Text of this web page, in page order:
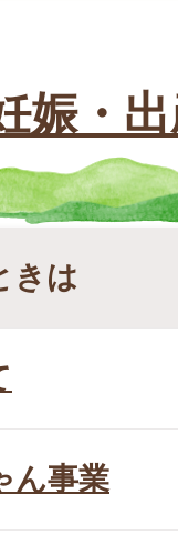
娠・
きは
ん事業